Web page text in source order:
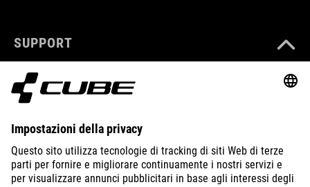
SUPPORT
ABOUT US
EXPLORE